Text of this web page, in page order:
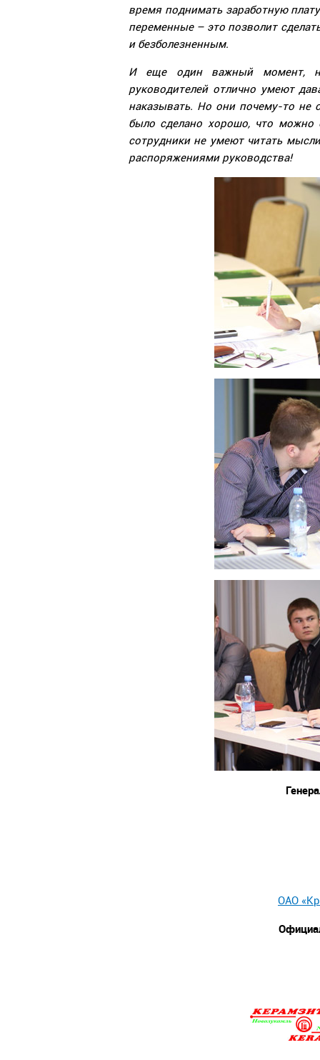
время поднимать заработную
переменные – это позволит
и безболезненным.
И еще один важный момент, на
руководителей отлично умеют
наказывать. Но они почему-то не
было сделано хорошо, что можно
сотрудники не умеют читать
распоряжениями руководства!
ОАО